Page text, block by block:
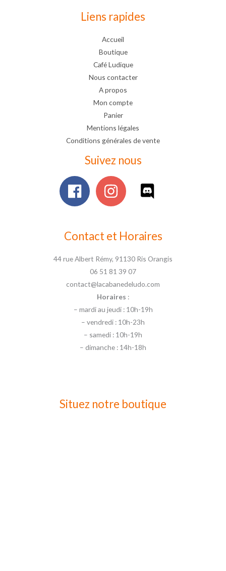
Liens rapides
Accueil
Boutique
Café Ludique
Nous contacter
A propos
Mon compte
Panier
Mentions légales
Conditions générales de vente
Suivez nous
Contact et Horaires
44 rue Albert Rémy, 91130 Ris Orangis
06 51 81 39 07
contact@lacabanedeludo.com
Horaires :
– mardi au jeudi : 10h-19h
– vendredi : 10h-23h
– samedi : 10h-19h
– dimanche : 14h-18h
Situez notre boutique